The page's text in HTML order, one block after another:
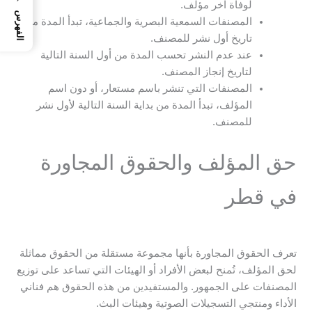
لوفاة آخر مؤلف.
المصنفات السمعية البصرية والجماعية، تبدأ المدة من
تاريخ أول نشر للمصنف.
عند عدم النشر تحسب المدة من أول السنة التالية
لتاريخ إنجاز المصنف.
المصنفات التي تنشر باسم مستعار، أو دون اسم
المؤلف، تبدأ المدة من بداية السنة التالية لأول نشر
للمصنف.
حق المؤلف والحقوق المجاورة
في قطر
تعرف الحقوق المجاورة بأنها مجموعة مستقلة من الحقوق مماثلة
لحق المؤلف، تُمنح لبعض الأفراد أو الهيئات التي تساعد على توزيع
المصنفات على الجمهور. والمستفيدين من هذه الحقوق هم فناني
الأداء ومنتجي التسجيلات الصوتية وهيئات البث.
الفهرس